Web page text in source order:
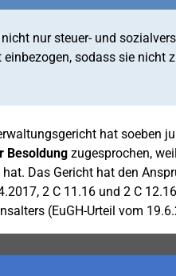
nur steuer- und
sodass sie nicht
hat soeben
Besoldung zugesprochen,
Das Gericht hat den
2 C 11.16 und 2 C
(EuGH-Urteil vom